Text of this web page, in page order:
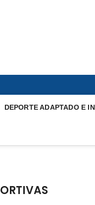
DEPORTE ADAPTADO E